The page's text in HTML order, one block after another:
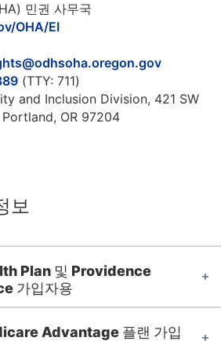
민권 사무국
OHA/EI
(TTY: 711)
and Inclusion Division, 421 SW
OR 97204
보
Plan 및 Providence
가입자용
Advantage 플랜 가입